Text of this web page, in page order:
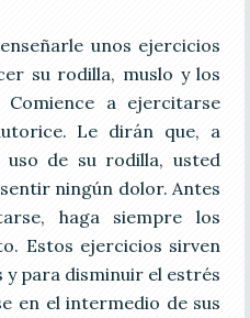
unos ejercicios
su rodilla, muslo y los
a ejercitarse
Le dirán que, a
uso de su rodilla, usted
ningún dolor. Antes
haga siempre los
Estos ejercicios sirven
y para disminuir el estrés
en el intermedio de sus